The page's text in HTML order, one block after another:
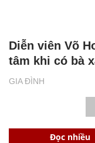
GIA ĐÌNH
Diễn viên Võ
tâm khi có bà
Đọc nhiều